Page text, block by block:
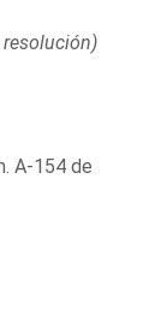
A-154 de